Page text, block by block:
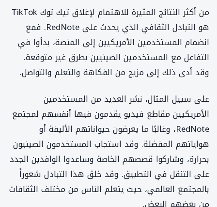
من أكثر النتائج المثيرة للاهتمام لإغلاق تيك توك TikTok
هو التبادل الثقافي الذي يحدث على RedNote. فمع
انضمام المستخدمين الأمريكيين إلى المنصة، بدأوا في
التفاعل مع المستخدمين الصينيين بطرق غير متوقعة.
وقد أدى ذلك إلى مزيج من الفكاهة والتعلم والتواصل.
على سبيل المثال، نشر العديد من المستخدمين
الأمريكيين مقاطع فيديو يقدمون فيها أنفسهم لمجتمع
RedNote، وغالبًا ما يعرضون حيواناتهم الأليفة أو
هواياتهم المفضلة. وقد استجاب المستخدمون الصينيون
بحرارة، وشاركوا قصصهم الخاصة وساعدوا الوافدين الجدد
على التنقل في التطبيق. وقد خلق هذا التبادل شعوراً
بالمجتمع العالمي، حيث يتعلم الناس من مختلف الثقافات